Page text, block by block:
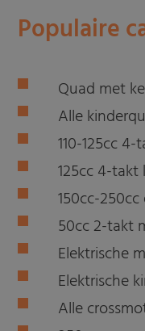
Populaire
Quad met
Alle
110-125cc
125cc 4-
150cc-
50cc 2-takt
Elektrische
Elektrische
Alle